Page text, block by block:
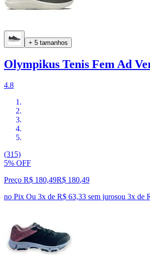
+ 5 tamanhos
Olympikus Tenis Fem Ad
4.8
(315)
5% OFF
Preço R$ 180,49R$ 180,49
no Pix Ou 3x de R$ 63,33 sem jurosou 3x de